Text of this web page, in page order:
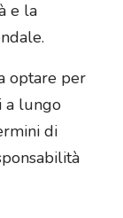
e la
optare per
a lungo
di